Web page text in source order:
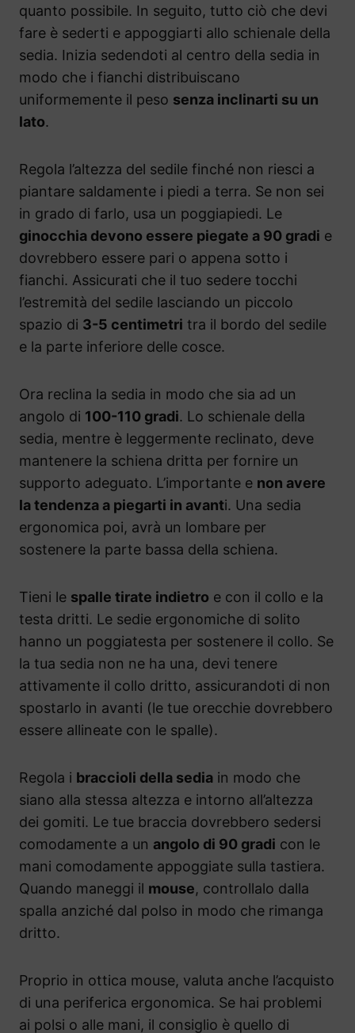
quanto possibile. In seguito, tutto ciò che devi
fare è sederti e appoggiarti allo schienale della
sedia. Inizia sedendoti al centro della sedia in
modo che i fianchi distribuiscano
uniformemente il peso senza inclinarti su un
lato.
Regola l’altezza del sedile finché non riesci a
piantare saldamente i piedi a terra. Se non sei
in grado di farlo, usa un poggiapiedi. Le
ginocchia devono essere piegate a 90 gradi e
dovrebbero essere pari o appena sotto i
fianchi. Assicurati che il tuo sedere tocchi
l’estremità del sedile lasciando un piccolo
spazio di 3-5 centimetri tra il bordo del sedile
e la parte inferiore delle cosce.
Ora reclina la sedia in modo che sia ad un
angolo di 100-110 gradi. Lo schienale della
sedia, mentre è leggermente reclinato, deve
mantenere la schiena dritta per fornire un
supporto adeguato. L’importante e non avere
la tendenza a piegarti in avanti. Una sedia
ergonomica poi, avrà un lombare per
sostenere la parte bassa della schiena.
Tieni le spalle tirate indietro e con il collo e la
testa dritti. Le sedie ergonomiche di solito
hanno un poggiatesta per sostenere il collo. Se
la tua sedia non ne ha una, devi tenere
attivamente il collo dritto, assicurandoti di non
spostarlo in avanti (le tue orecchie dovrebbero
essere allineate con le spalle).
Regola i braccioli della sedia in modo che
siano alla stessa altezza e intorno all’altezza
dei gomiti. Le tue braccia dovrebbero sedersi
comodamente a un angolo di 90 gradi con le
mani comodamente appoggiate sulla tastiera.
Quando maneggi il mouse, controllalo dalla
spalla anziché dal polso in modo che rimanga
dritto.
Proprio in ottica mouse, valuta anche l’acquisto
di una periferica ergonomica. Se hai problemi
ai polsi o alle mani, il consiglio è quello di